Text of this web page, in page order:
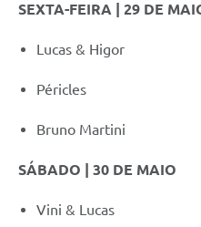
SEXTA-FEIRA | 29 DE
Lucas & Higor
Péricles
Bruno Martini
SÁBADO | 30 DE MAIO
Vini & Lucas